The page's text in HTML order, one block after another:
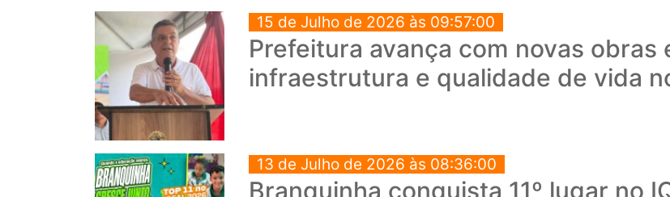
15 de Julho de 2026 às 09:57:00
Prefeitura avança com novas
infraestrutura e qualidade de vida
13 de Julho de 2026 às 08:36:00
Branquinha conquista 11º lugar no